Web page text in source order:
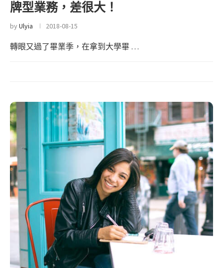
牌型業務，差很大！
byUlyia 2018-08-15
轉眼又過了畢業季，在拿到大學畢 …